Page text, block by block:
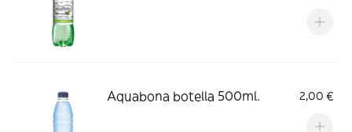
Aquabona botella 500ml. 2,00 €